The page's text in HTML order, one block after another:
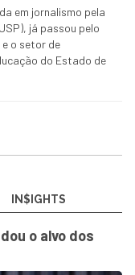
em jornalismo pela
já passou pelo
e o setor de
do Estado de
IN$IGHTS
o alvo dos